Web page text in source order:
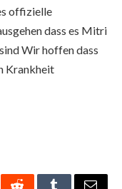
offizielle
dass es Mitri
Wir hoffen dass
Krankheit